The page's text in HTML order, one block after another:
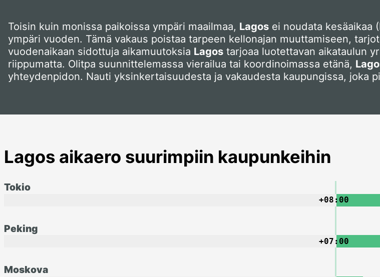
Toisin kuin monissa paikoissa ympäri maailmaa, Lagos ei noudata kesäaikaa
ympäri vuoden. Tämä vakaus poistaa tarpeen kellonajan muuttamiseen,
vuodenaikaan sidottuja aikamuutoksia Lagos tarjoaa luotettavan aikataulun
riippumatta. Olitpa suunnittelemassa vierailua tai koordinoimassa etänä,
yhteydenpidon. Nauti yksinkertaisuudesta ja vakaudesta kaupungissa, joka
Lagos aikaero suurimpiin kaupunkeihin
Tokio
+08:00
Peking
+07:00
Moskova